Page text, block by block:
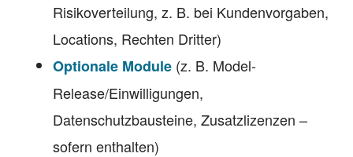
Risikoverteilung, z. B. bei Kundenvorgaben,
Locations, Rechten Dritter)
Optionale Module (z. B. Model-
Release/Einwilligungen,
Datenschutzbausteine, Zusatzlizenzen –
sofern enthalten)